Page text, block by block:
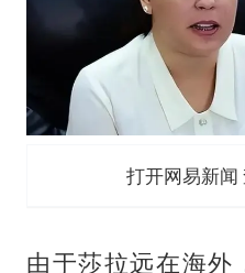
打开网易新闻
由于莎拉远在海外